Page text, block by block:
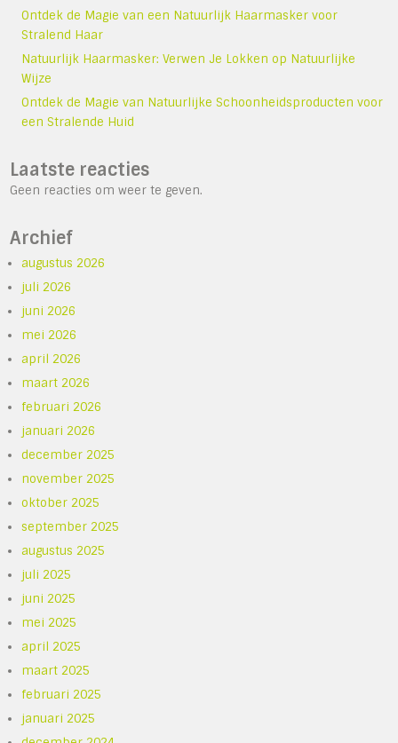
Ontdek de Magie van een Natuurlijk Haarmasker voor
Stralend Haar
Natuurlijk Haarmasker: Verwen Je Lokken op Natuurlijke
Wijze
Ontdek de Magie van Natuurlijke Schoonheidsproducten voor
een Stralende Huid
Laatste reacties
Geen reacties om weer te geven.
Archief
augustus 2026
juli 2026
juni 2026
mei 2026
april 2026
maart 2026
februari 2026
januari 2026
december 2025
november 2025
oktober 2025
september 2025
augustus 2025
juli 2025
juni 2025
mei 2025
april 2025
maart 2025
februari 2025
januari 2025